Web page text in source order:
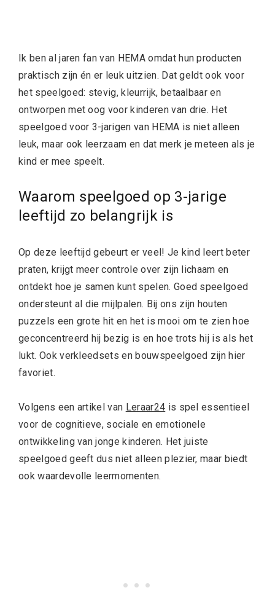
Ik ben al jaren fan van HEMA omdat hun producten
praktisch zijn én er leuk uitzien. Dat geldt ook voor
het speelgoed: stevig, kleurrijk, betaalbaar en
ontworpen met oog voor kinderen van drie. Het
speelgoed voor 3-jarigen van HEMA is niet alleen
leuk, maar ook leerzaam en dat merk je meteen als je
kind er mee speelt.
Waarom speelgoed op 3-jarige
leeftijd zo belangrijk is
Op deze leeftijd gebeurt er veel! Je kind leert beter
praten, krijgt meer controle over zijn lichaam en
ontdekt hoe je samen kunt spelen. Goed speelgoed
ondersteunt al die mijlpalen. Bij ons zijn houten
puzzels een grote hit en het is mooi om te zien hoe
geconcentreerd hij bezig is en hoe trots hij is als het
lukt. Ook verkleedsets en bouwspeelgoed zijn hier
favoriet.
Volgens een artikel van Leraar24 is spel essentieel
voor de cognitieve, sociale en emotionele
ontwikkeling van jonge kinderen. Het juiste
speelgoed geeft dus niet alleen plezier, maar biedt
ook waardevolle leermomenten.